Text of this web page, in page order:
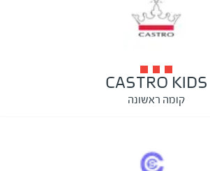
CASTRO KIDS
קומה ראשונה